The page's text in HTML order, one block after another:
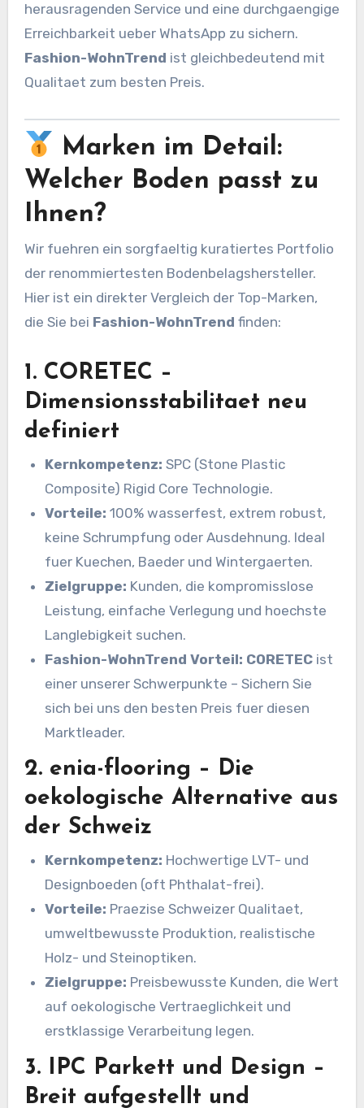
herausragenden Service und eine durchgaengige
Erreichbarkeit ueber WhatsApp zu sichern.
Fashion-WohnTrend ist gleichbedeutend mit
Qualitaet zum besten Preis.
Marken im Detail:
Welcher Boden passt zu
Ihnen?
Wir fuehren ein sorgfaeltig kuratiertes Portfolio
der renommiertesten Bodenbelagshersteller.
Hier ist ein direkter Vergleich der Top-Marken,
die Sie bei Fashion-WohnTrend finden:
1. CORETEC –
Dimensionsstabilitaet neu
definiert
Kernkompetenz: SPC (Stone Plastic
Composite) Rigid Core Technologie.
Vorteile: 100% wasserfest, extrem robust,
keine Schrumpfung oder Ausdehnung. Ideal
fuer Kuechen, Baeder und Wintergaerten.
Zielgruppe: Kunden, die kompromisslose
Leistung, einfache Verlegung und hoechste
Langlebigkeit suchen.
Fashion-WohnTrend Vorteil: CORETEC ist
einer unserer Schwerpunkte – Sichern Sie
sich bei uns den besten Preis fuer diesen
Marktleader.
2. enia-flooring – Die
oekologische Alternative aus
der Schweiz
Kernkompetenz: Hochwertige LVT- und
Designboeden (oft Phthalat-frei).
Vorteile: Praezise Schweizer Qualitaet,
umweltbewusste Produktion, realistische
Holz- und Steinoptiken.
Zielgruppe: Preisbewusste Kunden, die Wert
auf oekologische Vertraeglichkeit und
erstklassige Verarbeitung legen.
3. IPC Parkett und Design –
Breit aufgestellt und